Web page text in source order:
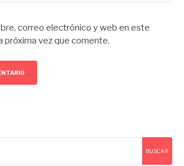
correo electrónico y web en este
próxima vez que comente.
BUSCAR